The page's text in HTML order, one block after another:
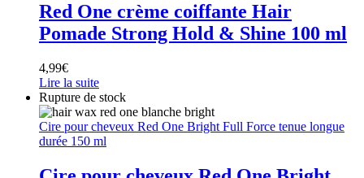
Red One crème coiffante Hair
Pomade Strong Hold & Shine 100 ml
4,99€
Lire la suite
Rupture de stock
Cire pour cheveux Red One Bright Full Force tenue longue
durée 150 ml